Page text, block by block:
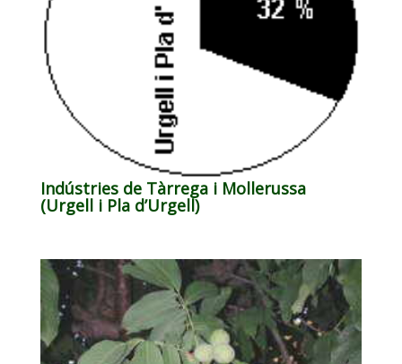
Indústries de Tàrrega i Mollerussa
(Urgell i Pla d’Urgell)